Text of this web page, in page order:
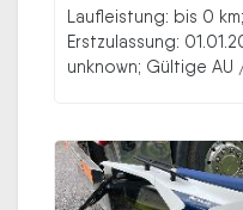
Laufleistung: bis 0
Erstzulassung:
unknown; Gültige AU